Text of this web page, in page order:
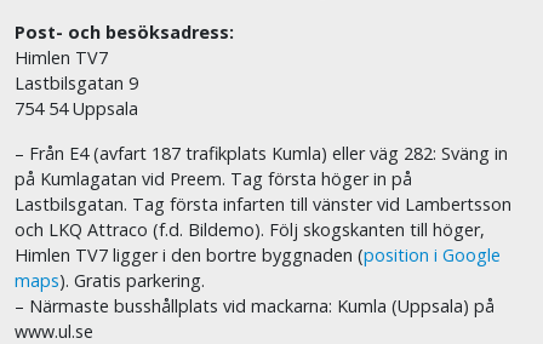
Post- och besöksadress:
Himlen TV7
Lastbilsgatan 9
754 54 Uppsala
– Från E4 (avfart 187 trafikplats Kumla) eller väg 282: Sväng in
på Kumlagatan vid Preem. Tag första höger in på
Lastbilsgatan. Tag första infarten till vänster vid Lambertsson
och LKQ Attraco (f.d. Bildemo). Följ skogskanten till höger,
Himlen TV7 ligger i den bortre byggnaden (position i Google
maps). Gratis parkering.
– Närmaste busshållplats vid mackarna: Kumla (Uppsala) på
www.ul.se